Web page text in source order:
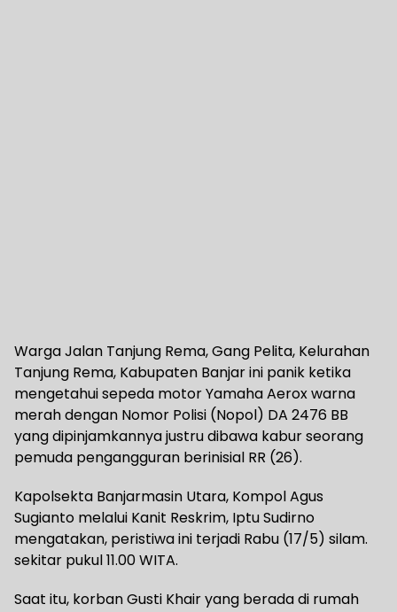
Warga Jalan Tanjung Rema, Gang Pelita, Kelurahan
Tanjung Rema, Kabupaten Banjar ini panik ketika
mengetahui sepeda motor Yamaha Aerox warna
merah dengan Nomor Polisi (Nopol) DA 2476 BB
yang dipinjamkannya justru dibawa kabur seorang
pemuda pengangguran berinisial RR (26).
Kapolsekta Banjarmasin Utara, Kompol Agus
Sugianto melalui Kanit Reskrim, Iptu Sudirno
mengatakan, peristiwa ini terjadi Rabu (17/5) silam.
sekitar pukul 11.00 WITA.
Saat itu, korban Gusti Khair yang berada di rumah